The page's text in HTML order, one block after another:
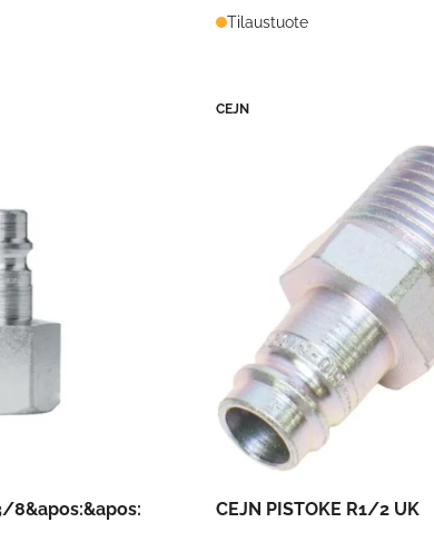
Tilaustuote
8&apos:&apos:
CEJN
CEJN PISTOKE R1/2 UK